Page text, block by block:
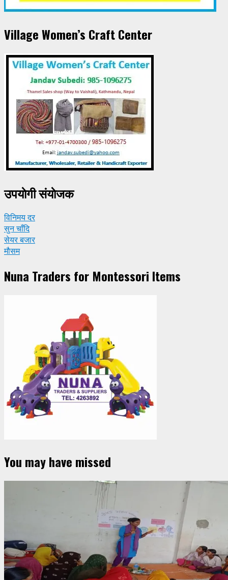
Village Women’s Craft Center
उपयाेगी संयाेजक
विनिमय दर
सुन चाँदि
सेयर बजार
मौसम
Nuna Traders for Montessori Items
You may have missed